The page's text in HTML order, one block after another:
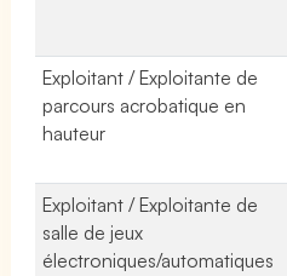
Exploitant / Exploitante de
parcours acrobatique en
hauteur
Exploitant / Exploitante de
salle de jeux
électroniques/automatiques